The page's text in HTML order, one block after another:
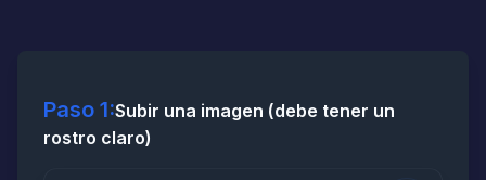
Paso 1:Subir una imagen (debe tener un
rostro claro)